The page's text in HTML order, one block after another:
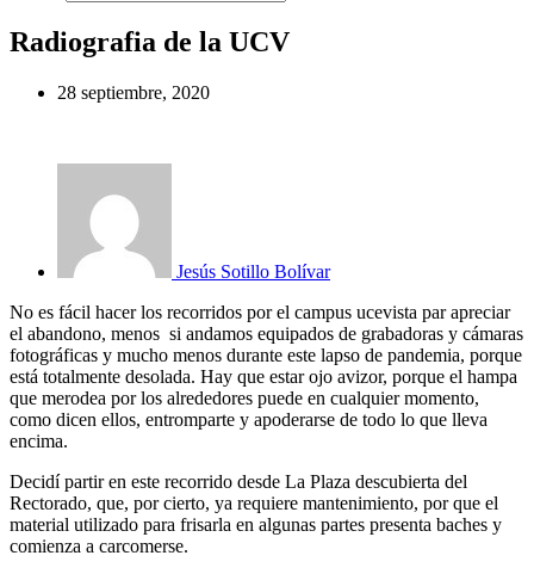
Radiografia de la UCV
28 septiembre, 2020
Jesús Sotillo Bolívar
No es fácil hacer los recorridos por el campus ucevista par apreciar
el abandono, menos si andamos equipados de grabadoras y cámaras
fotográficas y mucho menos durante este lapso de pandemia, porque
está totalmente desolada. Hay que estar ojo avizor, porque el hampa
que merodea por los alrededores puede en cualquier momento,
como dicen ellos, entromparte y apoderarse de todo lo que lleva
encima.
Decidí partir en este recorrido desde La Plaza descubierta del
Rectorado, que, por cierto, ya requiere mantenimiento, por que el
material utilizado para frisarla en algunas partes presenta baches y
comienza a carcomerse.